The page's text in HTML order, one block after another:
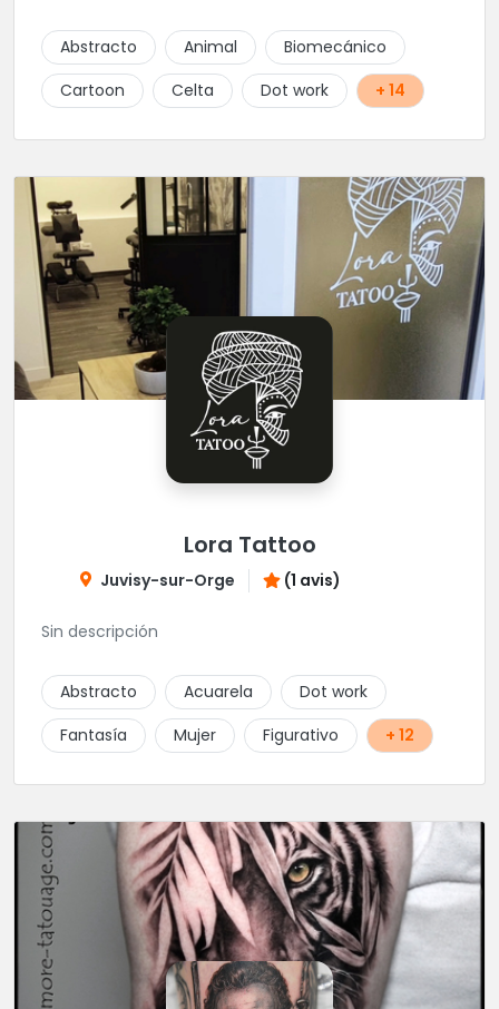
Abstracto Animal
Biomecánico
Cartoon
Celta Dot work + 14
Lora Tattoo
Juvisy-sur-Orge (1 avis)
Sin descripción
Abstracto Acuarela
Dot work
Fantasía
Mujer Figurativo + 12